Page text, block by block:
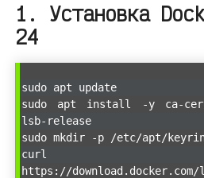
1. Установка
24
sudo apt update
sudo apt install -y ca-
lsb-release
sudo mkdir -p /etc/apt/
curl -
https://